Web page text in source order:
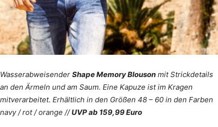
Wasserabweisender Shape Memory Blouson mit Strickdetails
an den Ärmeln und am Saum. Eine Kapuze ist im Kragen
mitverarbeitet. Erhältlich in den Größen 48 – 60 in den Farben
navy / rot / orange // UVP ab 159,99 Euro